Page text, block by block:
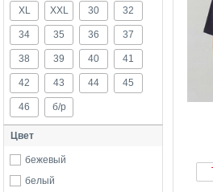
XL XXL 30 32
34 35 36 37
38 39 40 41
42 43 44 45
46 б/р
Цвет
бежевый
белый